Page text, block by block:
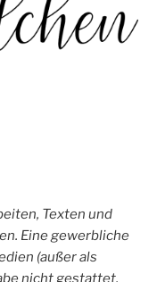
Texten und
Eine gewerbliche
(außer als
nicht gestattet.